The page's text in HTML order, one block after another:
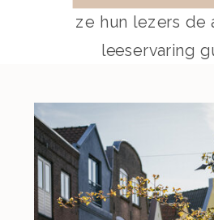
ze hun lezers de
leeservaring